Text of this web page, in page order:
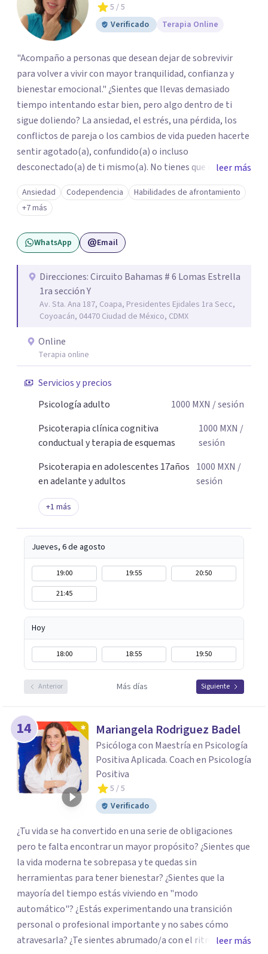
5 / 5
Verificado
Terapia Online
"Acompaño a personas que desean dejar de sobrevivir
para volver a vivir con mayor tranquilidad, confianza y
bienestar emocional." ¿Sientes que llevas demasiado
tiempo intentando estar bien, pero algo dentro de ti
sigue doliendo? La ansiedad, el estrés, una pérdida, los
conflictos de pareja o los cambios de vida pueden hacerte
sentir agotado(a), confundido(a) o incluso
desconectado(a) de ti mismo(a). No tienes que enfrentar
este proceso en soledad. Te ofrezco un espacio seguro,
libre de juicios y basado en la empatía, el respeto y la
confidencialidad, donde juntos comprenderemos qué está
ocurriendo y trabajaremos con herramientas respaldadas
por la evidencia para ayudarte a recuperar tu bienestar.
parejas que desean superar la ansiedad, la depresión, el
estrés, los duelos, fortalecer su autoestima, establecer
límites saludables, mejorar sus relaciones y afrontar los
desafíos de la vida con mayor seguridad y equilibrio. Será
un privilegio acompañarte en este camino hacia una vida
con mayor bienestar y tranquilidad.
leer más
Ansiedad Codependencia
Habilidades de afrontamiento
+7 más
WhatsApp Email
Direcciones: Circuito Bahamas # 6 Lomas Estrella
1ra sección Y
Av. Sta. Ana 187, Coapa, Presidentes Ejidales 1ra Secc,
Coyoacán, 04470 Ciudad de México, CDMX
Online
Terapia online
Servicios y precios
Psicología adulto
1000 MXN / sesión
Psicoterapia clínica cognitiva
conductual y terapia de esquemas
1000 MXN /
sesión
Psicoterapia en adolescentes 17años
en adelante y adultos
1000 MXN /
sesión
+1 más
Jueves, 6 de agosto
19:00 19:55
20:50
21:45
Hoy
18:00 18:55 19:50
Anterior Más días Siguiente
14 Mariangela Rodriguez Badel
Psicóloga con Maestría en Psicología
Positiva Aplicada. Coach en Psicología
Positiva
5 / 5
Verificado
¿Tu vida se ha convertido en una serie de obligaciones
pero te falta encontrar un mayor propósito? ¿Sientes que
la vida moderna te sobrepasa y te quedas sin
herramientas para tener bienestar? ¿Sientes que la
mayoría del tiempo estás viviendo en "modo
automático"? ¿Estás experimentando una transición
personal o profesional importante y no sabes cómo
atravesarla? ¿Te sientes abrumado/a con el ritmo de tu
leer más